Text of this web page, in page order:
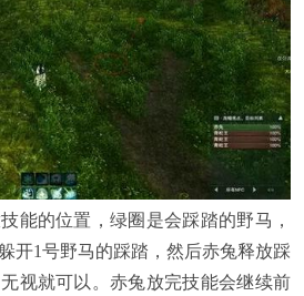
的位置，绿圈是会踩踏的野马，
开1号野马的踩踏，然后赤兔释放踩
视就可以。赤兔放完技能会继续前